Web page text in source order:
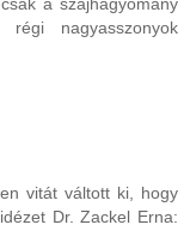
nagyasszonyok
vitát váltott ki, hogy
Dr. Zackel Erna: